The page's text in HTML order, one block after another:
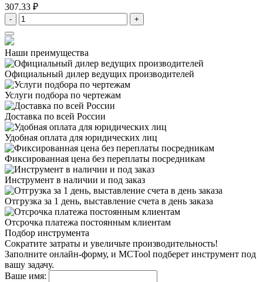
307.33 ₽
- +
Наши преимущества
Официальный дилер ведущих производителей
Услуги подбора по чертежам
Доставка по всей России
Удобная оплата для юридических лиц
Фиксированная цена без переплаты посредникам
Инструмент в наличии и под заказ
Отгрузка за 1 день, выставление счета в день заказа
Отсрочка платежа постоянным клиентам
Подбор инструмента
Сократите затраты и увеличьте производительность!
Заполните онлайн-форму, и MCTool подберет инструмент под
вашу задачу.
Ваше имя: